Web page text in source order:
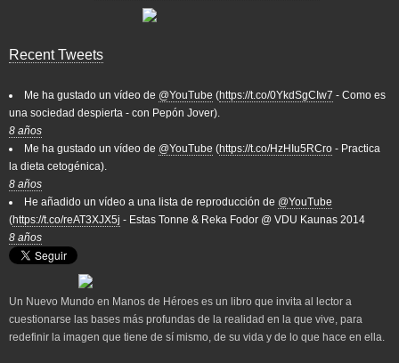
Recent Tweets
Me ha gustado un vídeo de @YouTube (https://t.co/0YkdSgCIw7 - Como es
una sociedad despierta - con Pepón Jover).
8 años
Me ha gustado un vídeo de @YouTube (https://t.co/HzHIu5RCro - Practica
la dieta cetogénica).
8 años
He añadido un vídeo a una lista de reproducción de @YouTube
(https://t.co/reAT3XJX5j - Estas Tonne & Reka Fodor @ VDU Kaunas 2014
8 años
Un Nuevo Mundo en Manos de Héroes es un libro que invita al lector a
cuestionarse las bases más profundas de la realidad en la que vive, para
redefinir la imagen que tiene de sí mismo, de su vida y de lo que hace en ella.